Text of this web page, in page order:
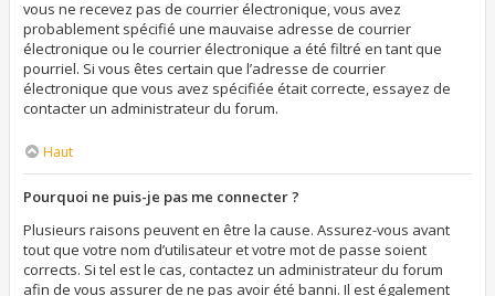
vous ne recevez pas de courrier électronique, vous avez
probablement spécifié une mauvaise adresse de courrier
électronique ou le courrier électronique a été filtré en tant que
pourriel. Si vous êtes certain que l’adresse de courrier
électronique que vous avez spécifiée était correcte, essayez de
contacter un administrateur du forum.
Haut
Pourquoi ne puis-je pas me connecter ?
Plusieurs raisons peuvent en être la cause. Assurez-vous avant
tout que votre nom d’utilisateur et votre mot de passe soient
corrects. Si tel est le cas, contactez un administrateur du forum
afin de vous assurer de ne pas avoir été banni. Il est également